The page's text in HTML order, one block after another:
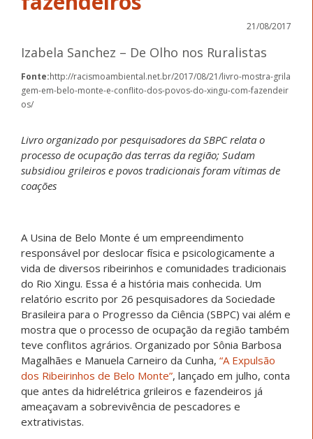
21/08/2017
Izabela Sanchez – De Olho nos Ruralistas
Fonte:http://racismoambiental.net.br/2017/08/21/livro-mostra-grila
gem-em-belo-monte-e-conflito-dos-povos-do-xingu-com-fazendeir
os/
Livro organizado por pesquisadores da SBPC relata o
processo de ocupação das terras da região; Sudam
subsidiou grileiros e povos tradicionais foram vítimas de
coações
A Usina de Belo Monte é um empreendimento
responsável por deslocar física e psicologicamente a
vida de diversos ribeirinhos e comunidades tradicionais
do Rio Xingu. Essa é a história mais conhecida. Um
relatório escrito por 26 pesquisadores da Sociedade
Brasileira para o Progresso da Ciência (SBPC) vai além e
mostra que o processo de ocupação da região também
teve conflitos agrários. Organizado por Sônia Barbosa
Magalhães e Manuela Carneiro da Cunha, “A Expulsão
dos Ribeirinhos de Belo Monte”, lançado em julho, conta
que antes da hidrelétrica grileiros e fazendeiros já
ameaçavam a sobrevivência de pescadores e
extrativistas.